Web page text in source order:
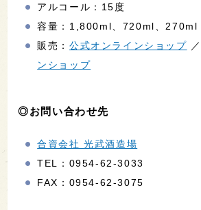
アルコール：15度
容量：1,800ml、720ml、270ml
販売：公式オンラインショップ ／
ンショップ
◎お問い合わせ先
合資会社 光武酒造場
TEL：0954-62-3033
FAX：0954-62-3075